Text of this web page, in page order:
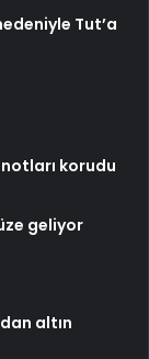
Tut’a
korudu
geliyor
altın